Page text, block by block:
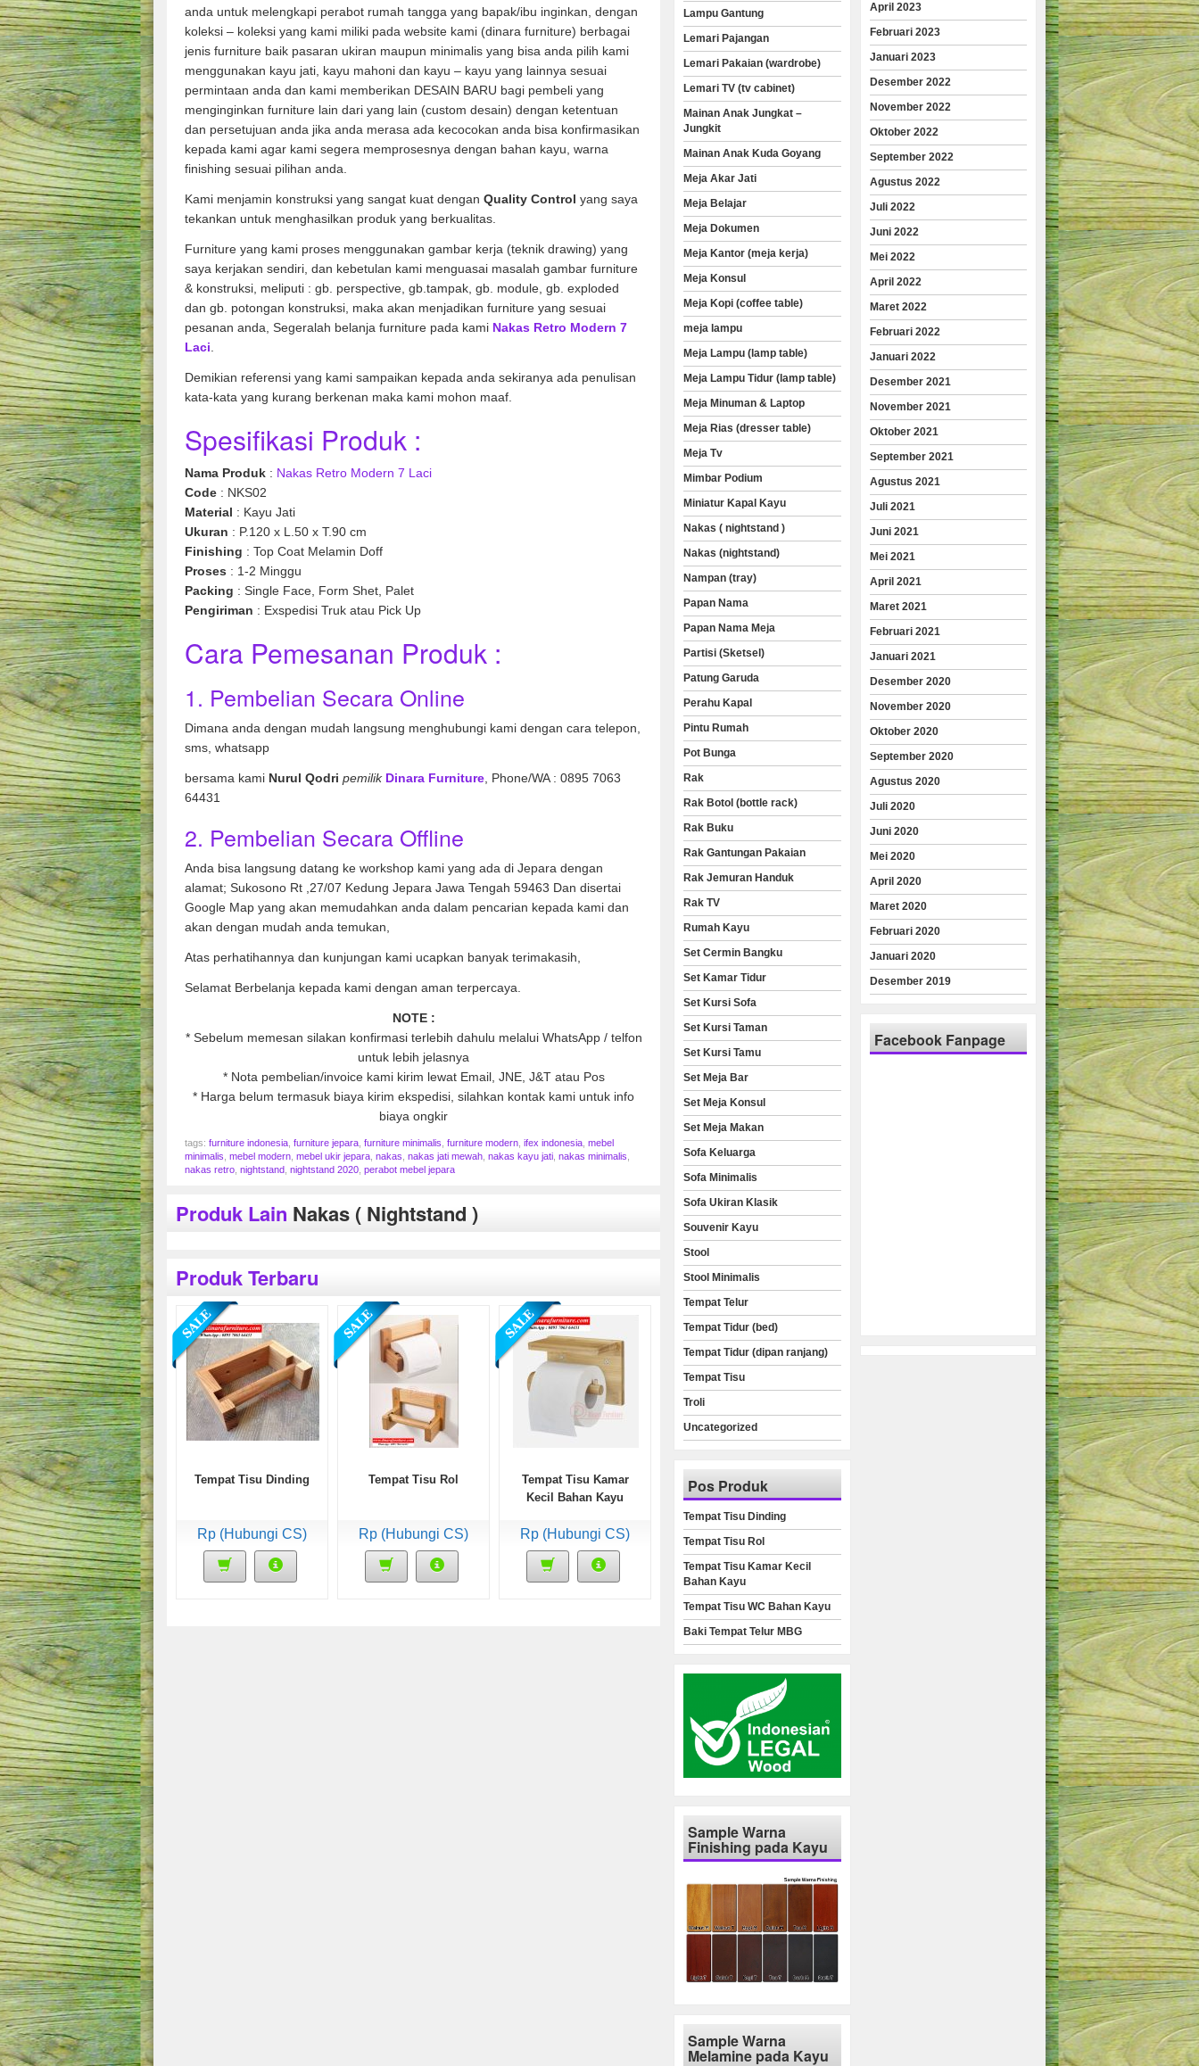
anda untuk melengkapi perabot rumah tangga yang bapak/ibu inginkan, dengan
koleksi – koleksi yang kami miliki pada website kami (dinara furniture) berbagai
jenis furniture baik pasaran ukiran maupun minimalis yang bisa anda pilih kami
menggunakan kayu jati, kayu mahoni dan kayu – kayu yang lainnya sesuai
permintaan anda dan kami memberikan DESAIN BARU bagi pembeli yang
menginginkan furniture lain dari yang lain (custom desain) dengan ketentuan
dan persetujuan anda jika anda merasa ada kecocokan anda bisa konfirmasikan
kepada kami agar kami segera memprosesnya dengan bahan kayu, warna
finishing sesuai pilihan anda.
Kami menjamin konstruksi yang sangat kuat dengan Quality Control yang saya
tekankan untuk menghasilkan produk yang berkualitas.
Furniture yang kami proses menggunakan gambar kerja (teknik drawing) yang
saya kerjakan sendiri, dan kebetulan kami menguasai masalah gambar furniture
& konstruksi, meliputi : gb. perspective, gb.tampak, gb. module, gb. exploded
dan gb. potongan konstruksi, maka akan menjadikan furniture yang sesuai
pesanan anda, Segeralah belanja furniture pada kami Nakas Retro Modern 7
Laci
Demikian referensi yang kami sampaikan kepada anda sekiranya ada penulisan
kata-kata yang kurang berkenan maka kami mohon maaf.
Spesifikasi Produk :
Nama Produk : Nakas Retro Modern 7 Laci
Code : NKS02
Material : Kayu Jati
Ukuran : P.120 x L.50 x T.90 cm
Finishing : Top Coat Melamin Doff
Proses : 1-2 Minggu
Packing : Single Face, Form Shet, Palet
Pengiriman : Exspedisi Truk atau Pick Up
Cara Pemesanan Produk :
1. Pembelian Secara Online
Dimana anda dengan mudah langsung menghubungi kami dengan cara telepon,
sms, whatsapp
bersama kami Nurul Qodri pemilikDinara Furniture , Phone/WA : 0895 7063
64431
2. Pembelian Secara Offline
Anda bisa langsung datang ke workshop kami yang ada di Jepara dengan
alamat; Sukosono Rt ,27/07 Kedung Jepara Jawa Tengah 59463 Dan disertai
Google Map yang akan memudahkan anda dalam pencarian kepada kami dan
akan dengan mudah anda temukan,
Atas perhatihannya dan kunjungan kami ucapkan banyak terimakasih,
Selamat Berbelanja kepada kami dengan aman terpercaya.
NOTE :
* Sebelum memesan silakan konfirmasi terlebih dahulu melalui WhatsApp / telfon
untuk lebih jelasnya
* Nota pembelian/invoice kami kirim lewat Email, JNE, J&T atau Pos
* Harga belum termasuk biaya kirim ekspedisi, silahkan kontak kami untuk info
biaya ongkir
tags: furniture indonesia furniture jepara furniture minimalis furniture modern ifex indonesia mebel
minimalis mebel modern mebel ukir jepara nakas nakas jati mewah nakas kayu jati nakas minimalis
nakas retro nightstand nightstand 2020 perabot mebel jepara
Produk Lain Nakas ( Nightstand )
Produk Terbaru
Tempat Tisu Dinding
Rp (Hubungi CS)
Tempat Tisu Rol
Rp (Hubungi CS)
Tempat Tisu Kamar
Kecil Bahan Kayu
Rp (Hubungi CS)
Lampu Gantung
Lemari Pajangan
Lemari Pakaian (wardrobe)
Lemari TV (tv cabinet)
Mainan Anak Jungkat –
Jungkit
Mainan Anak Kuda Goyang
Meja Akar Jati
Meja Belajar
Meja Dokumen
Meja Kantor (meja kerja)
Meja Konsul
Meja Kopi (coffee table)
meja lampu
Meja Lampu (lamp table)
Meja Lampu Tidur (lamp table)
Meja Minuman & Laptop
Meja Rias (dresser table)
Meja Tv
Mimbar Podium
Miniatur Kapal Kayu
Nakas ( nightstand )
Nakas (nightstand)
Nampan (tray)
Papan Nama
Papan Nama Meja
Partisi (Sketsel)
Patung Garuda
Perahu Kapal
Pintu Rumah
Pot Bunga
Rak
Rak Botol (bottle rack)
Rak Buku
Rak Gantungan Pakaian
Rak Jemuran Handuk
Rak TV
Rumah Kayu
Set Cermin Bangku
Set Kamar Tidur
Set Kursi Sofa
Set Kursi Taman
Set Kursi Tamu
Set Meja Bar
Set Meja Konsul
Set Meja Makan
Sofa Keluarga
Sofa Minimalis
Sofa Ukiran Klasik
Souvenir Kayu
Stool
Stool Minimalis
Tempat Telur
Tempat Tidur (bed)
Tempat Tidur (dipan ranjang)
Tempat Tisu
Troli
Uncategorized
Pos Produk
Tempat Tisu Dinding
Tempat Tisu Rol
Tempat Tisu Kamar Kecil
Bahan Kayu
Tempat Tisu WC Bahan Kayu
Baki Tempat Telur MBG
Sample Warna
Finishing pada Kayu
Sample Warna
Melamine pada Kayu
April 2023
Februari 2023
Januari 2023
Desember 2022
November 2022
Oktober 2022
September 2022
Agustus 2022
Juli 2022
Juni 2022
Mei 2022
April 2022
Maret 2022
Februari 2022
Januari 2022
Desember 2021
November 2021
Oktober 2021
September 2021
Agustus 2021
Juli 2021
Juni 2021
Mei 2021
April 2021
Maret 2021
Februari 2021
Januari 2021
Desember 2020
November 2020
Oktober 2020
September 2020
Agustus 2020
Juli 2020
Juni 2020
Mei 2020
April 2020
Maret 2020
Februari 2020
Januari 2020
Desember 2019
Facebook Fanpage